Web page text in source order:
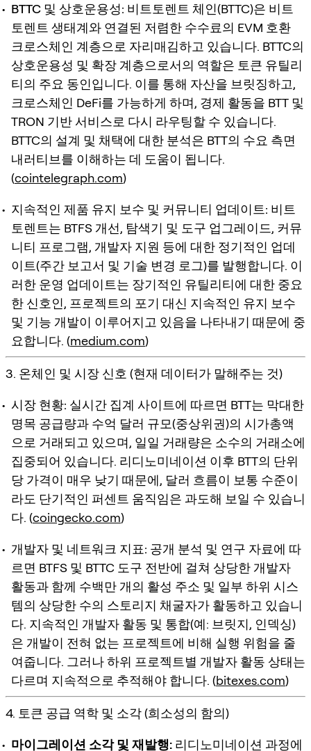
BTTC 및 상호운용성: 비트토렌트 체인(BTTC)은 비트
토렌트 생태계와 연결된 저렴한 수수료의 EVM 호환
크로스체인 계층으로 자리매김하고 있습니다. BTTC의
상호운용성 및 확장 계층으로서의 역할은 토큰 유틸리
티의 주요 동인입니다. 이를 통해 자산을 브릿징하고,
크로스체인 DeFi를 가능하게 하며, 경제 활동을 BTT 및
TRON 기반 서비스로 다시 라우팅할 수 있습니다.
BTTC의 설계 및 채택에 대한 분석은 BTT의 수요 측면
내러티브를 이해하는 데 도움이 됩니다.
(cointelegraph.com)
지속적인 제품 유지 보수 및 커뮤니티 업데이트: 비트
토렌트는 BTFS 개선, 탐색기 및 도구 업그레이드, 커뮤
니티 프로그램, 개발자 지원 등에 대한 정기적인 업데
이트(주간 보고서 및 기술 변경 로그)를 발행합니다. 이
러한 운영 업데이트는 장기적인 유틸리티에 대한 중요
한 신호인, 프로젝트의 포기 대신 지속적인 유지 보수
및 기능 개발이 이루어지고 있음을 나타내기 때문에 중
요합니다. (medium.com)
3. 온체인 및 시장 신호 (현재 데이터가 말해주는 것)
시장 현황: 실시간 집계 사이트에 따르면 BTT는 막대한
명목 공급량과 수억 달러 규모(중상위권)의 시가총액
으로 거래되고 있으며, 일일 거래량은 소수의 거래소에
집중되어 있습니다. 리디노미네이션 이후 BTT의 단위
당 가격이 매우 낮기 때문에, 달러 흐름이 보통 수준이
라도 단기적인 퍼센트 움직임은 과도해 보일 수 있습니
다. (coingecko.com)
개발자 및 네트워크 지표: 공개 분석 및 연구 자료에 따
르면 BTFS 및 BTTC 도구 전반에 걸쳐 상당한 개발자
활동과 함께 수백만 개의 활성 주소 및 일부 하위 시스
템의 상당한 수의 스토리지 채굴자가 활동하고 있습니
다. 지속적인 개발자 활동 및 통합(예: 브릿지, 인덱싱)
은 개발이 전혀 없는 프로젝트에 비해 실행 위험을 줄
여줍니다. 그러나 하위 프로젝트별 개발자 활동 상태는
다르며 지속적으로 추적해야 합니다. (bitexes.com)
4. 토큰 공급 역학 및 소각 (희소성의 함의)
마이그레이션 소각 및 재발행: 리디노미네이션 과정에